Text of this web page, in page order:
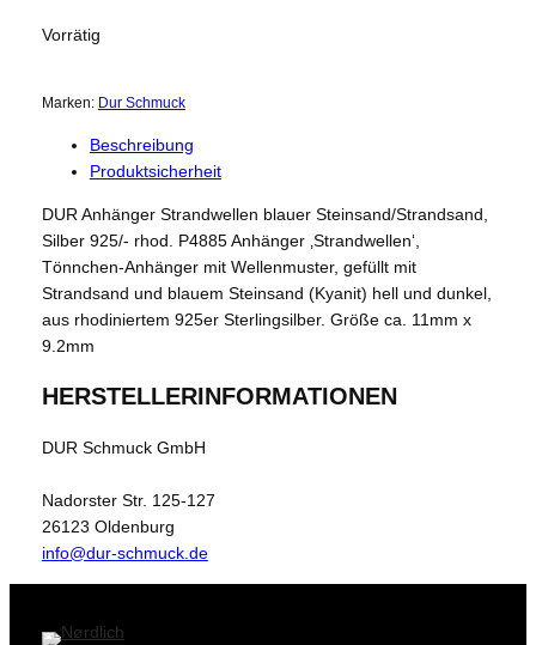
Vorrätig
Marken: Dur Schmuck
Beschreibung
Produktsicherheit
DUR Anhänger Strandwellen blauer Steinsand/Strandsand,
Silber 925/- rhod. P4885 Anhänger ‚Strandwellen‘,
Tönnchen-Anhänger mit Wellenmuster, gefüllt mit
Strandsand und blauem Steinsand (Kyanit) hell und dunkel,
aus rhodiniertem 925er Sterlingsilber. Größe ca. 11mm x
9.2mm
HERSTELLERINFORMATIONEN
DUR Schmuck GmbH
Nadorster Str. 125-127
26123 Oldenburg
info@dur-schmuck.de